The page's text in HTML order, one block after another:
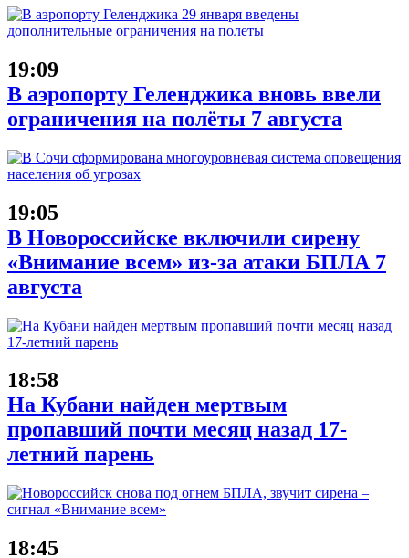
19:09
В аэропорту Геленджика вновь ввели
ограничения на полёты 7 августа
19:05
В Новороссийске включили сирену
«Внимание всем» из-за атаки БПЛА 7
августа
18:58
На Кубани найден мертвым
пропавший почти месяц назад 17-
летний парень
18:45